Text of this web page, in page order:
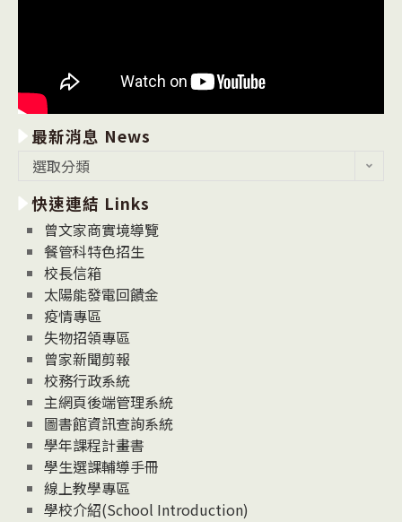
最新消息 News
消
息
News
選取分類
快速連結 Links
曾文家商實境導覽
餐管科特色招生
校長信箱
太陽能發電回饋金
疫情專區
失物招領專區
曾家新聞剪報
校務行政系統
主網頁後端管理系統
圖書館資訊查詢系統
學年課程計畫書
學生選課輔導手冊
線上教學專區
學校介紹(School Introduction)